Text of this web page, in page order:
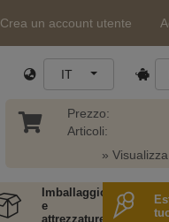
Crea un account utente
IT
Prezzo:
Articoli:
»
Imballaggio
e
attrezzature